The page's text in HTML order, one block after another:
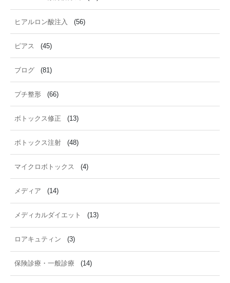
ヒアルロン酸注入 (56)
ピアス (45)
ブログ (81)
プチ整形 (66)
ボトックス修正 (13)
ボトックス注射 (48)
マイクロボトックス (4)
メディア (14)
メディカルダイエット (13)
ロアキュティン (3)
保険診療・一般診療 (14)